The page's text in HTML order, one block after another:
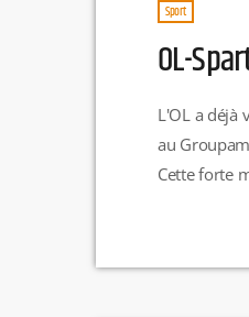
Sport
OL-
L'OL a déjà
au
Cette forte